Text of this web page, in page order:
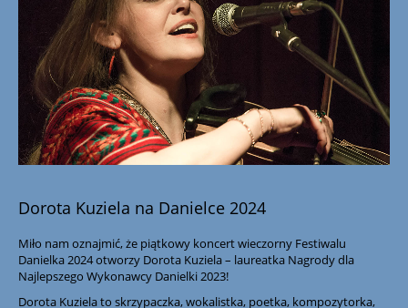
Dorota Kuziela na Danielce 2024
Miło nam oznajmić, że piątkowy koncert wieczorny Festiwalu
Danielka 2024 otworzy Dorota Kuziela – laureatka Nagrody dla
Najlepszego Wykonawcy Danielki 2023!
Dorota Kuziela to skrzypaczka, wokalistka, poetka, kompozytorka,